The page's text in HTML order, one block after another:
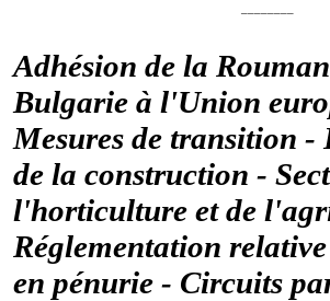
Adhésion de la
Bulgarie à l'Union
Mesures de transition -
de la construction -
l'horticulture et de
Réglementation
en pénurie - Circuits